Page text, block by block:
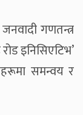
गणतन्त्र
इनिसिएटिभ’
समन्वय र